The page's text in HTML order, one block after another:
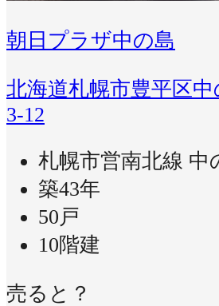
朝日プラザ中の島
北海道札幌市豊平区中
3-12
札幌市営南北線 中
築43年
50戸
10階建
売ると？